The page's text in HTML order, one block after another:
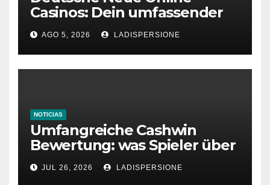
Casinos: Dein umfassender
Ratgeber für moderne
Glücksspielplattformen
AGO 5, 2026 LADISPERSIONE
NOTICIAS
Umfangreiche Cashwin
Bewertung: was Spieler über
dieses Casino denken
JUL 26, 2026 LADISPERSIONE